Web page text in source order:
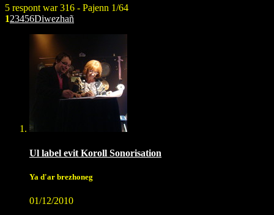
5 respont war 316 - Pajenn 1/64
123456Diwezhañ
Ul label evit Koroll Sonorisation
Ya d'ar brezhoneg
01/12/2010